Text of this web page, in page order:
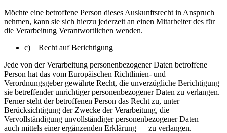
Möchte eine betroffene Person dieses Auskunftsrecht in Anspruch
nehmen, kann sie sich hierzu jederzeit an einen Mitarbeiter des für
die Verarbeitung Verantwortlichen wenden.
c) Recht auf Berichtigung
Jede von der Verarbeitung personenbezogener Daten betroffene
Person hat das vom Europäischen Richtlinien- und
Verordnungsgeber gewährte Recht, die unverzügliche Berichtigung
sie betreffender unrichtiger personenbezogener Daten zu verlangen.
Ferner steht der betroffenen Person das Recht zu, unter
Berücksichtigung der Zwecke der Verarbeitung, die
Vervollständigung unvollständiger personenbezogener Daten —
auch mittels einer ergänzenden Erklärung — zu verlangen.